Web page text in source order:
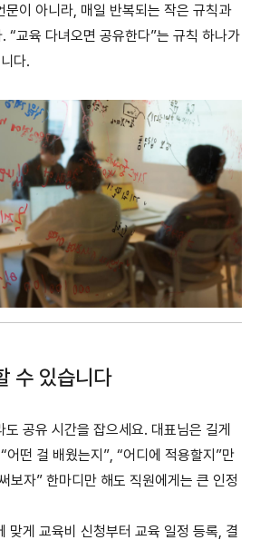
문이 아니라, 매일 반복되는 작은 규칙과
“교육 다녀오면 공유한다”는 규칙 하나가
다.
수 있습니다
공유 시간을 잡으세요. 대표님은 길게
어떤 걸 배웠는지”, “어디에 적용할지”만
보자” 한마디만 해도 직원에게는 큰 인정
맞게 교육비 신청부터 교육 일정 등록, 결